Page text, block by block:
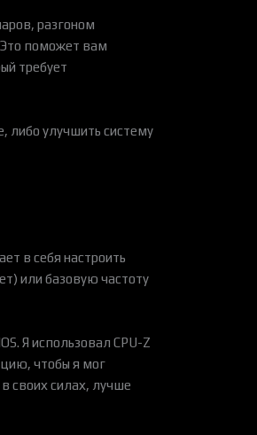
разгоном
Это поможет вам
требует
либо улучшить систему
в себя настроить
или базовую частоту
Я использовал CPU-Z
чтобы я мог
своих силах, лучше